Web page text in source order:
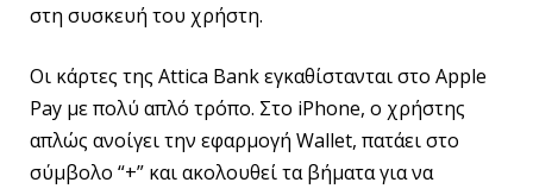
στη συσκευή του χρήστη.
Οι κάρτες της Attica Bank εγκαθίστανται στο Apple
Pay με πολύ απλό τρόπο. Στο iPhone, ο χρήστης
απλώς ανοίγει την εφαρμογή Wallet, πατάει στο
σύμβολο “+” και ακολουθεί τα βήματα για να